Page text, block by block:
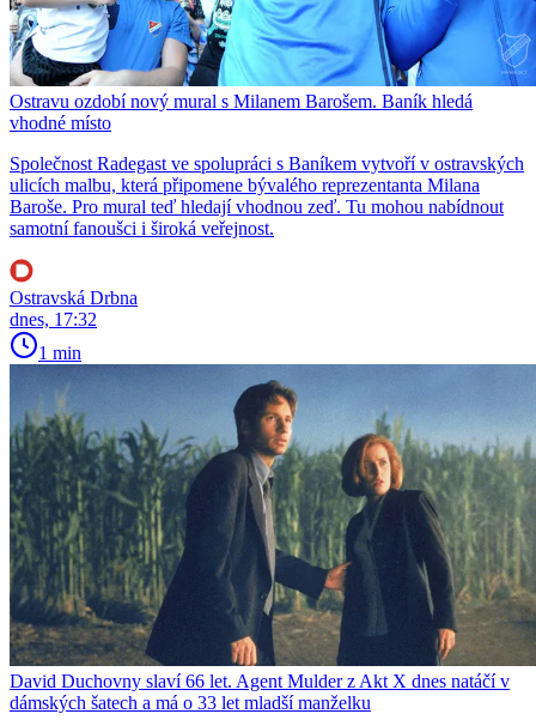
Ostravu ozdobí nový mural s Milanem Barošem. Baník hledá
vhodné místo
Společnost Radegast ve spolupráci s Baníkem vytvoří v ostravských
ulicích malbu, která připomene bývalého reprezentanta Milana
Baroše. Pro mural teď hledají vhodnou zeď. Tu mohou nabídnout
samotní fanoušci i široká veřejnost.
Ostravská Drbna
dnes, 17:32
1 min
David Duchovny slaví 66 let. Agent Mulder z Akt X dnes natáčí v
dámských šatech a má o 33 let mladší manželku